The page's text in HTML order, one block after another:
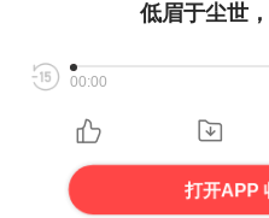
低眉于尘世
00:00
打开APP